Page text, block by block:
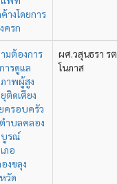
างโดยการ
ครก
มต้องการ
ารดูแล
าพผู้สูง
ติดเตียง
ครอบครัว
ำบลคลอง
รณ์
ภอ
งขลุง
วัด
ผศ.วสุนธรา รต
โนภาส